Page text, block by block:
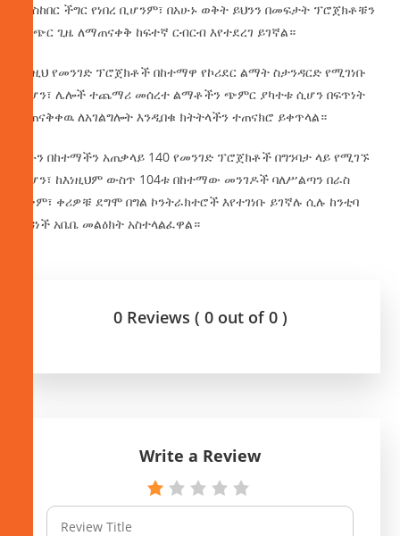
ማስከበር ችግር የነበረ ቢሆንም፣ በአሁኑ ወቅት ይህንን በመፍታት ፕሮጀክቶቹን
በአጭር ጊዜ ለማጠናቀቅ ከፍተኛ ርብርብ እየተደረገ ይገኛል።
እነዚህ የመንገድ ፕሮጀክቶች በከተማዋ የኮሪደር ልማት ስታንዳርድ የሚገነቡ
ሲሆን፣ ሌሎች ተጨማሪ መሰረተ ልማቶችን ጭምር ያካተቱ ሲሆን በፍጥነት
ተጠናቅቀዉ ለአገልግሎት እንዲበቁ ክትትላችን ተጠናክሮ ይቀጥላል።
አሁን በከተማችን አጠቃላይ 140 የመንገድ ፕሮጀክቶች በግንባታ ላይ የሚገኙ
ሲሆን፣ ከእነዚህም ውስጥ 104ቱ በከተማው መንገዶች ባለሥልጣን በራስ
አቅም፣ ቀሪዎቹ ደግሞ በግል ኮንትራክተሮች እየተገነቡ ይገኛሉ ሲሉ ከንቲባ
አዳነች አቤቤ መልዕክት አስተላልፈዋል።
0 Reviews ( 0 out of 0 )
Write a Review